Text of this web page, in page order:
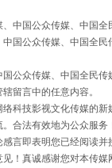
国五大"原罪"
、中国公众传媒、中国
中国公众传媒、中国全
国公众传媒、中国全民
留言中的任意内容。
科技影视文化传媒的
合法有效地为公众服务
言即表明您已经阅读
！真诚感谢您对本传